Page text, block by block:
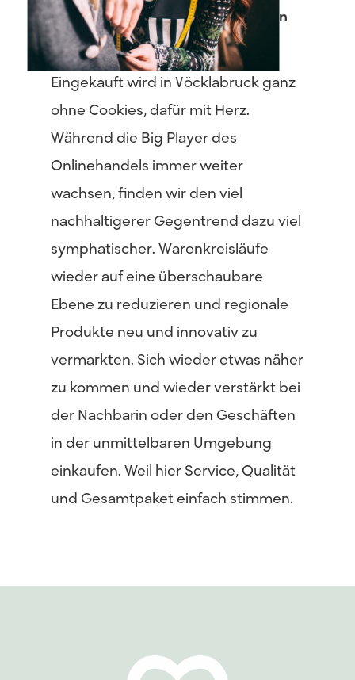
Das SchönsteimLebenfindet
man
Offline
Eingekauft wird in Vöcklabruck ganz
ohne Cookies, dafür mit Herz.
Während die Big Player des
Onlinehandels immer weiter
wachsen, finden wir den viel
nachhaltigerer Gegentrend dazu viel
symphatischer. Warenkreisläufe
wieder auf eine überschaubare
Ebene zu reduzieren und regionale
Produkte neu und innovativ zu
vermarkten. Sich wieder etwas näher
zu kommen und wieder verstärkt bei
der Nachbarin oder den Geschäften
in der unmittelbaren Umgebung
einkaufen. Weil hier Service, Qualität
und Gesamtpaket einfach stimmen.